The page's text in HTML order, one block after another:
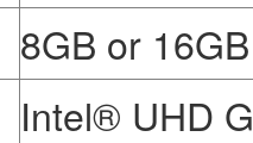
8GB or
Intel® UHD